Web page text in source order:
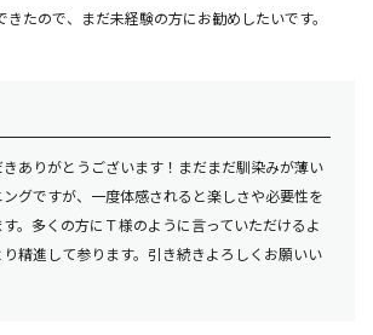
たので、まだ未経験の方にお勧めしたいです。
ありがとうございます！まだまだ馴染みが薄い
グですが、一度体感されると楽しさや必要性を
。多くの方にＴ様のように言っていただけるよ
精進して参ります。引き続きよろしくお願いい